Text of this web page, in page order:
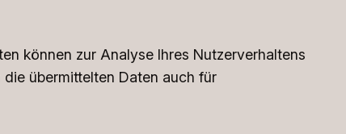
können zur Analyse Ihres Nutzerverhaltens
übermittelten Daten auch für